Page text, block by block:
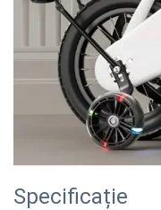
Specificație